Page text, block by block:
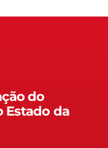
do
Estado da